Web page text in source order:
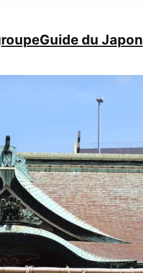
Guide du Japon